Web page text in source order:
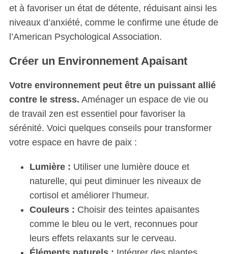
et à favoriser un état de détente, réduisant ainsi les
niveaux d’anxiété, comme le confirme une étude de
l’American Psychological Association.
Créer un Environnement Apaisant
Votre environnement peut être un puissant allié
contre le stress. Aménager un espace de vie ou
de travail zen est essentiel pour favoriser la
sérénité. Voici quelques conseils pour transformer
votre espace en havre de paix :
Lumière : Utiliser une lumière douce et
naturelle, qui peut diminuer les niveaux de
cortisol et améliorer l’humeur.
Couleurs : Choisir des teintes apaisantes
comme le bleu ou le vert, reconnues pour
leurs effets relaxants sur le cerveau.
S